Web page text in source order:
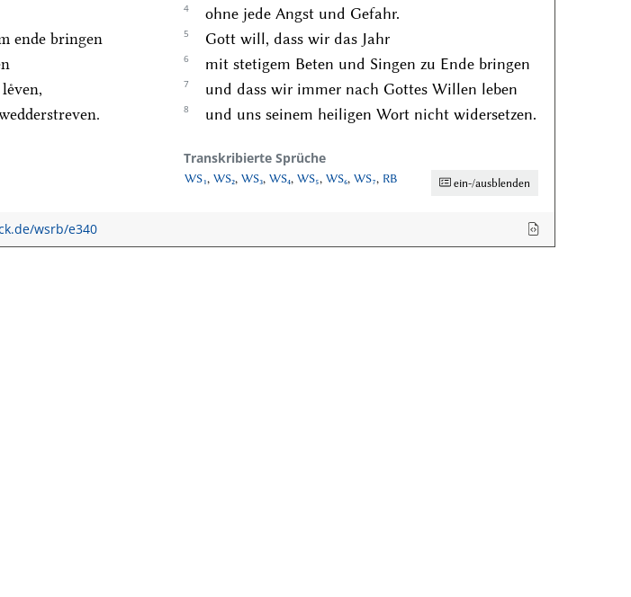
4 ohne jede Angst und Gefahr.
ende bringen 5 Gott will, dass wir das Jahr
6 mit stetigem Beten und Singen zu Ende bringen
7 und dass wir immer nach Gottes Willen leben
8 und uns seinem heiligen Wort nicht widersetzen.
Transkribierte Sprüche
ein-/ausblenden
WS₁, WS₂, WS₃, WS₄, WS₅, WS₆, WS₇, RB
wsrb/e340